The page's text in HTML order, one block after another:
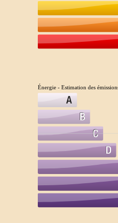
Énergie - Estimation des